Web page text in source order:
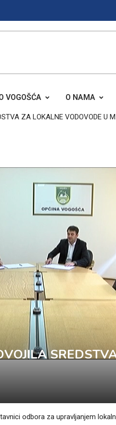
VOGOŠĆA O NAMA
ZA LOKALNE VODOVODE U
odbora za upravljanjem